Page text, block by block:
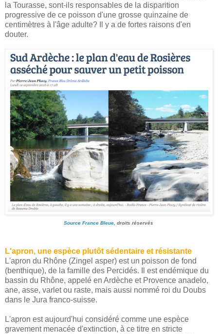
la Tourasse, sont-ils responsables de la disparition
progressive de ce poisson d'une grosse quinzaine de
centimètres à l'âge adulte? Il y a de fortes raisons d'en
douter.
Source France Bleue, droits réservés
L'apron, une espèce plutôt sédentaire et résistante
L'apron du Rhône (Zingel asper) est un poisson de fond
(benthique), de la famille des Percidés. Il est endémique du
bassin du Rhône, appelé en Ardèche et Provence anadelo,
ane, asse, varlet ou raste, mais aussi nommé roi du Doubs
dans le Jura franco-suisse.
L'apron est aujourd'hui considéré comme une espèce
gravement menacée d'extinction, à ce titre en stricte